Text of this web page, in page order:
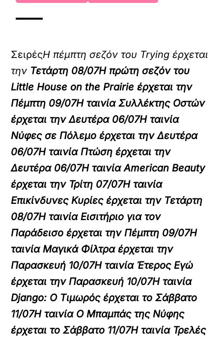
ΣειρέςΗ πέμπτη σεζόν του Trying έρχεται
την Τετάρτη 08/07Η πρώτη σεζόν του
Little House on the Prairie έρχεται την
Πέμπτη 09/07Η ταινία Συλλέκτης Οστών
έρχεται τηνΔευτέρα 06/07Η ταινία
Νύφες σε Πόλεμο έρχεται τηνΔευτέρα
06/07Η ταινία Πτώση έρχεται την
Δευτέρα 06/07Η ταινία American Beauty
έρχεται τηνΤρίτη 07/07Η ταινία
Επικίνδυνες Κυρίες έρχεται την Τετάρτη
08/07Η ταινία Εισιτήριο για τον
Παράδεισο έρχεται τηνΠέμπτη 09/07Η
ταινία Μαγικά Φίλτρα έρχεται την
Παρασκευή 10/07Η ταινία Έτερος Εγώ
έρχεται τηνΠαρασκευή 10/07Η ταινία
Django: Ο Τιμωρός έρχεται τοΣάββατο
11/07Η ταινία Ο Μπαμπάς της Νύφης
έρχεται τοΣάββατο 11/07Η ταινία Τρελές